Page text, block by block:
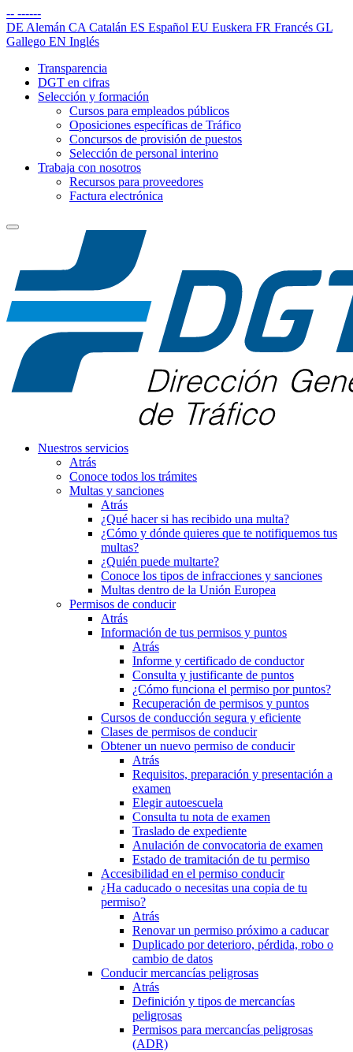
-- ------
DE Alemán CA Catalán ES Español EU Euskera FR Francés GL
Gallego EN Inglés
Transparencia
DGT en cifras
Selección y formación
Cursos para empleados públicos
Oposiciones específicas de Tráfico
Concursos de provisión de puestos
Selección de personal interino
Trabaja con nosotros
Recursos para proveedores
Factura electrónica
Nuestros servicios
Atrás
Conoce todos los trámites
Multas y sanciones
Atrás
¿Qué hacer si has recibido una multa?
¿Cómo y dónde quieres que te notifiquemos tus
multas?
¿Quién puede multarte?
Conoce los tipos de infracciones y sanciones
Multas dentro de la Unión Europea
Permisos de conducir
Atrás
Información de tus permisos y puntos
Atrás
Informe y certificado de conductor
Consulta y justificante de puntos
¿Cómo funciona el permiso por puntos?
Recuperación de permisos y puntos
Cursos de conducción segura y eficiente
Clases de permisos de conducir
Obtener un nuevo permiso de conducir
Atrás
Requisitos, preparación y presentación a
examen
Elegir autoescuela
Consulta tu nota de examen
Traslado de expediente
Anulación de convocatoria de examen
Estado de tramitación de tu permiso
Accesibilidad en el permiso conducir
¿Ha caducado o necesitas una copia de tu
permiso?
Atrás
Renovar un permiso próximo a caducar
Duplicado por deterioro, pérdida, robo o
cambio de datos
Conducir mercancías peligrosas
Atrás
Definición y tipos de mercancías
peligrosas
Permisos para mercancías peligrosas
(ADR)